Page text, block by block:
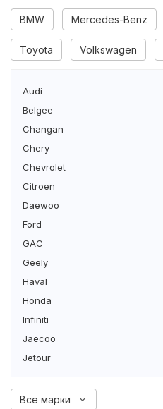
BMW Mercedes-Benz
Toyota Volkswagen
Audi
Belgee
Changan
Chery
Chevrolet
Citroen
Daewoo
Ford
GAC
Geely
Haval
Honda
Infiniti
Jaecoo
Jetour
Все марки